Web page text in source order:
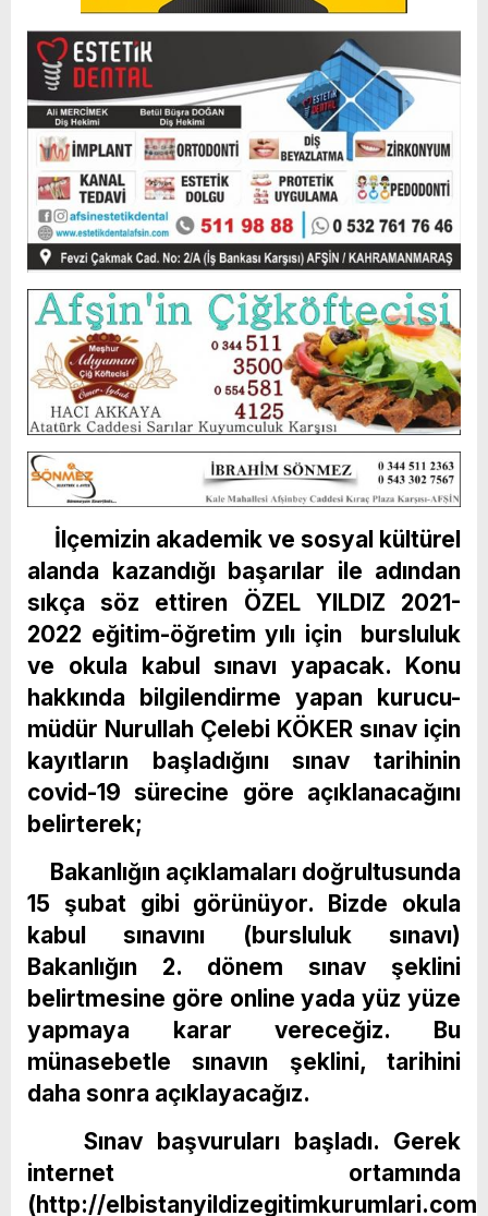
İlçemizin akademik ve sosyal kültürel
alanda kazandığı başarılar ile adından
sıkça söz ettiren ÖZEL YILDIZ 2021-
2022 eğitim-öğretim yılı için bursluluk
ve okula kabul sınavı yapacak. Konu
hakkında bilgilendirme yapan kurucu-
müdür Nurullah Çelebi KÖKER sınav için
kayıtların başladığını sınav tarihinin
covid-19 sürecine göre açıklanacağını
belirterek;
Bakanlığın açıklamaları doğrultusunda
15 şubat gibi görünüyor. Bizde okula
kabul sınavını (bursluluk sınavı)
Bakanlığın 2. dönem sınav şeklini
belirtmesine göre online yada yüz yüze
yapmaya karar vereceğiz. Bu
münasebetle sınavın şeklini, tarihini
daha sonra açıklayacağız.
Sınav başvuruları başladı. Gerek
internet ortamında
(http://